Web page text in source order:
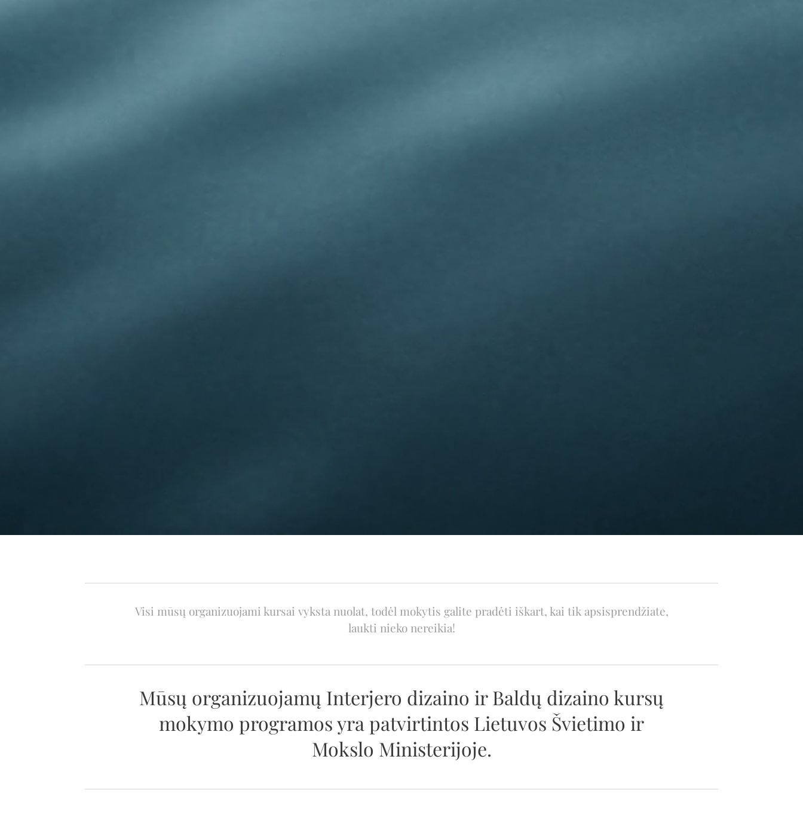
Visi mūsų organizuojami kursai vyksta nuolat, todėl mokytis galite pradėti iškart, kai tik apsisprendžiate,
laukti nieko nereikia!
Mūsų organizuojamų Interjero dizaino ir Baldų dizaino kursų
mokymo programos yra patvirtintos Lietuvos Švietimo ir
Mokslo Ministerijoje.